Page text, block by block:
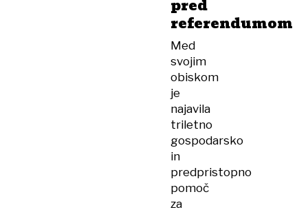
pred
referendumom
Med
svojim
obiskom
je
najavila
triletno
gospodarsko
in
predpristopno
pomoč
za